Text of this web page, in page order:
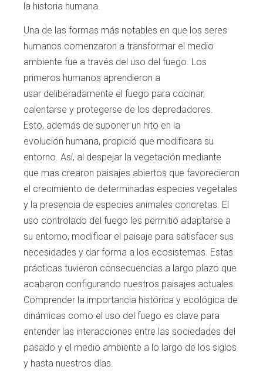
la historia humana.
Una de las formas más notables en que los seres
humanos comenzaron a transformar el medio
ambiente fue a través del uso del fuego. Los
primeros humanos aprendieron a
usar deliberadamente el fuego para cocinar,
calentarse y protegerse de los depredadores.
Esto, además de suponer un hito en la
evolución humana, propició que modificara su
entorno. Así, al despejar la vegetación mediante
que mas crearon paisajes abiertos que favorecieron
el crecimiento de determinadas especies vegetales
y la presencia de especies animales concretas. El
uso controlado del fuego les permitió adaptarse a
su entorno, modificar el paisaje para satisfacer sus
necesidades y dar forma a los ecosistemas. Estas
prácticas tuvieron consecuencias a largo plazo que
acabaron configurando nuestros paisajes actuales.
Comprender la importancia histórica y ecológica de
dinámicas como el uso del fuego es clave para
entender las interacciones entre las sociedades del
pasado y el medio ambiente a lo largo de los siglos
y hasta nuestros días.